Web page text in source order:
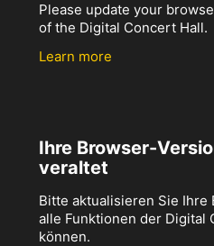
Please update your
of the Digital Concert Hall.
Learn more
Ihre Browser-
veraltet
Bitte aktualisieren Sie Ihre
alle Funktionen der Digital
können.